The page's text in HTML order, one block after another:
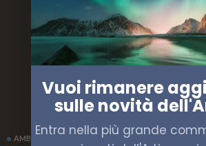
AMBIENTE ARTICO GROENLANDIA
Vuoi rimanere
sulle novità
Entra nella più grande